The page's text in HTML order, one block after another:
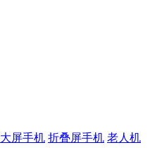
大屏手机 折叠屏手机 老人机